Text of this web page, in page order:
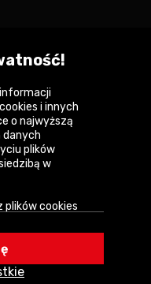
z
i innych
o najwyższą
danych
plików
w
cookies
w serwisie,
szybkości